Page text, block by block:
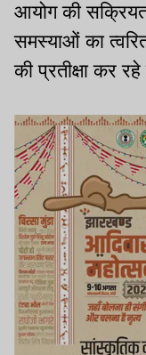
आयोग की
समस्याओं का
की प्रतीक्षा कर